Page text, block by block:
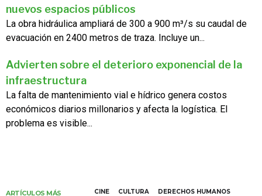
nuevos espacios públicos
La obra hidráulica ampliará de 300 a 900 m³/s su caudal de
evacuación en 2400 metros de traza. Incluye un...
Advierten sobre el deterioro exponencial de la
infraestructura
La falta de mantenimiento vial e hídrico genera costos
económicos diarios millonarios y afecta la logística. El
problema es visible...
ARTÍCULOS MÁS CINE CULTURA DERECHOS HUMANOS